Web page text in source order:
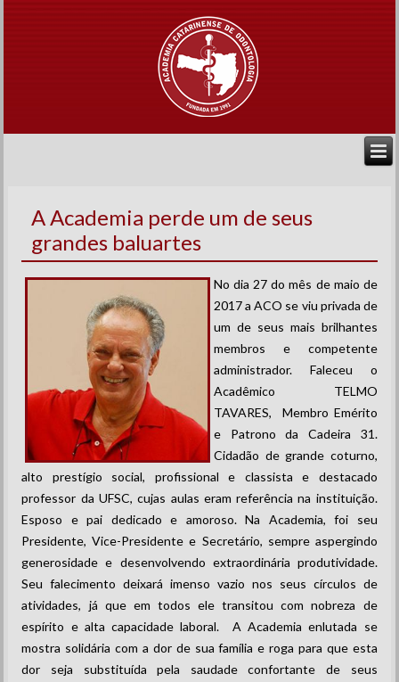
A Academia perde um de seus
grandes baluartes
No dia 27 do mês de maio de
2017 a ACO se viu privada de
um de seus mais brilhantes
membros e competente
administrador. Faleceu o
Acadêmico TELMO
TAVARES, Membro Emérito
e Patrono da Cadeira 31.
Cidadão de grande coturno,
alto prestígio social, profissional e classista e destacado
professor da UFSC, cujas aulas eram referência na instituição.
Esposo e pai dedicado e amoroso. Na Academia, foi seu
Presidente, Vice-Presidente e Secretário, sempre aspergindo
generosidade e desenvolvendo extraordinária produtividade.
Seu falecimento deixará imenso vazio nos seus círculos de
atividades, já que em todos ele transitou com nobreza de
espírito e alta capacidade laboral. A Academia enlutada se
mostra solidária com a dor de sua família e roga para que esta
dor seja substituída pela saudade confortante de seus